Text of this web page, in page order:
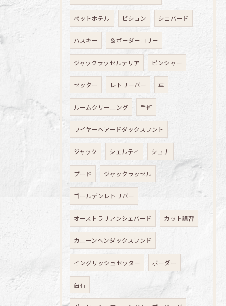
ペットホテル ビション シェパード
ハスキー ＆ボーダーコリー
ジャックラッセルテリア ピンシャー
セッター レトリーバー 車
ルームクリーニング 手術
ワイヤーヘアードダックスフント
ジャック シェルティ シュナ
プード ジャックラッセル
ゴールデンレトリバー
オーストラリアンシェパード カット講習
カニーンヘンダックスフンド
イングリッシュセッター ボーダー
歯石